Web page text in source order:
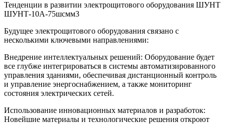
Тенденции в развитии электрощитового оборудования ШУНТ
ШУНТ-10А-75шсмм3
Будущее электрощитового оборудования связано с
несколькими ключевыми направлениями:
Внедрение интеллектуальных решений: Оборудование будет
все глубже интегрироваться в системы автоматизированного
управления зданиями, обеспечивая дистанционный контроль
и управление энергоснабжением, а также мониторинг
состояния электрических сетей.
Использование инновационных материалов и разработок:
Новейшие материалы и технологические решения откроют